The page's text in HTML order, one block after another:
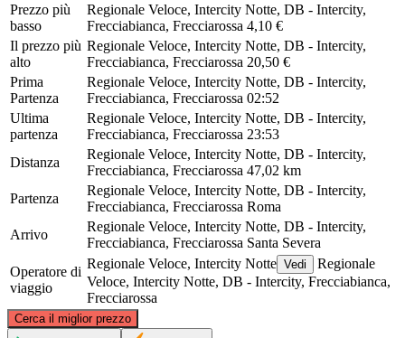
Prezzo più
basso
Regionale Veloce, Intercity Notte, DB - Intercity,
Frecciabianca, Frecciarossa 4,10 €
Il prezzo più
alto
Regionale Veloce, Intercity Notte, DB - Intercity,
Frecciabianca, Frecciarossa 20,50 €
Prima
Partenza
Regionale Veloce, Intercity Notte, DB - Intercity,
Frecciabianca, Frecciarossa 02:52
Ultima
partenza
Regionale Veloce, Intercity Notte, DB - Intercity,
Frecciabianca, Frecciarossa 23:53
Distanza
Regionale Veloce, Intercity Notte, DB - Intercity,
Frecciabianca, Frecciarossa 47,02 km
Partenza
Regionale Veloce, Intercity Notte, DB - Intercity,
Frecciabianca, Frecciarossa Roma
Arrivo
Regionale Veloce, Intercity Notte, DB - Intercity,
Frecciabianca, Frecciarossa Santa Severa
Operatore di
viaggio
Regionale Veloce, Intercity Notte Vedi
Regionale
Veloce, Intercity Notte, DB - Intercity, Frecciabianca,
Frecciarossa
Cerca il miglior prezzo